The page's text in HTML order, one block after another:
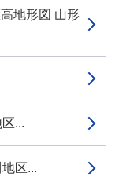
地形図 山形
...
区...